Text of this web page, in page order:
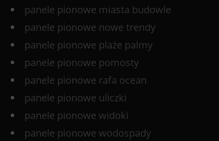
panele pionowe miasta budowle
panele pionowe nowe trendy
panele pionowe plaże palmy
panele pionowe pomosty
panele pionowe rafa ocean
panele pionowe uliczki
panele pionowe widoki
panele pionowe wodospady